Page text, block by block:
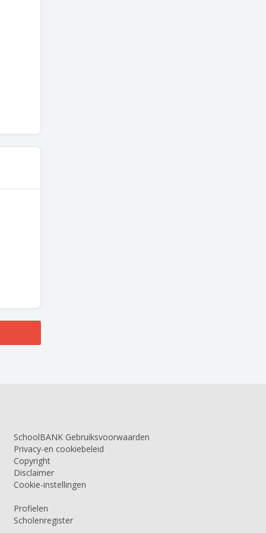
SchoolBANK Gebruiksvoorwaarden
Privacy-en cookiebeleid
Copyright
Disclaimer
Cookie-instellingen
Profielen
Scholenregister